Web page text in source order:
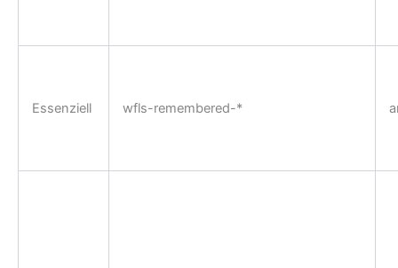
Essenziell wfls-remembered-*